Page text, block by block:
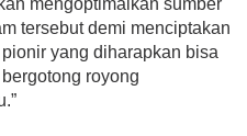
mengoptimalkan sumber
tersebut demi menciptakan
yang diharapkan bisa
royong